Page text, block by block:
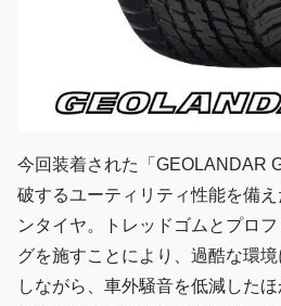
今回装着された「GEOLANDAR
破するユーティリティ性能を備
ンタイヤ。トレッドゴムとプロ
グを施すことにより、過酷な環
しながら、車外騒音を低減した